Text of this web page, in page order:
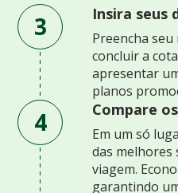
3 Insira seus
Preencha
concluir a
apresentar
planos
4 Compare
Em um só
das melhores
viagem.
garantindo